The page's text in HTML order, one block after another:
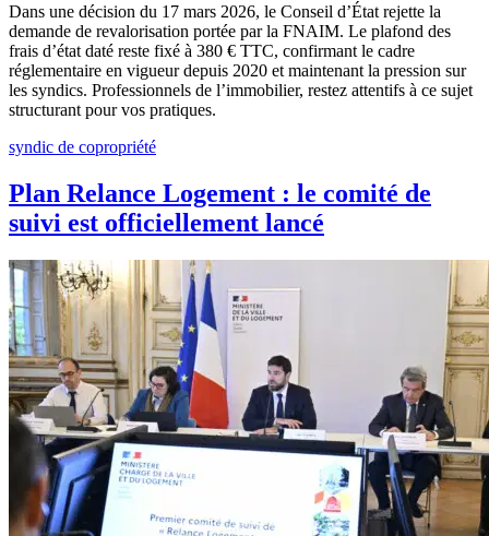
Dans une décision du 17 mars 2026, le Conseil d’État rejette la
demande de revalorisation portée par la FNAIM. Le plafond des
frais d’état daté reste fixé à 380 € TTC, confirmant le cadre
réglementaire en vigueur depuis 2020 et maintenant la pression sur
les syndics. Professionnels de l’immobilier, restez attentifs à ce sujet
structurant pour vos pratiques.
syndic de copropriété
Plan Relance Logement : le comité de
suivi est officiellement lancé